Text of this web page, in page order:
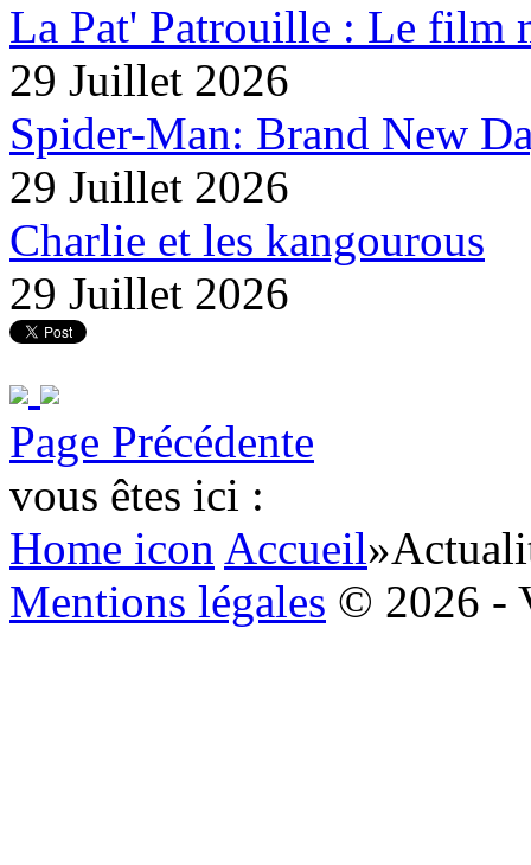
La Pat' Patrouille : Le film
29 Juillet 2026
Spider-Man: Brand New
29 Juillet 2026
Charlie et les kangourous
29 Juillet 2026
Page Précédente
vous êtes ici :
Home icon Accueil»
Mentions légales © 2026 -